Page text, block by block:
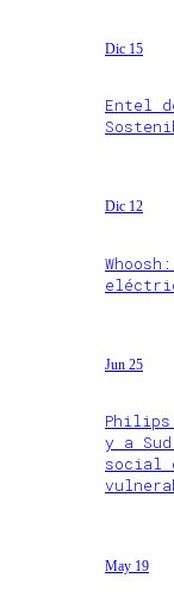
Dic 15
Entel
Dic 12
Jun 25
Philips
y a
social
May 19